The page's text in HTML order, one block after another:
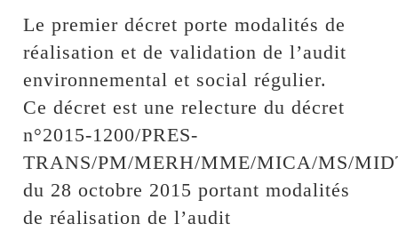
Le premier décret porte modalités de
réalisation et de validation de l’audit
environnemental et social régulier.
Ce décret est une relecture du décret
n°2015-1200/PRES-
TRANS/PM/MERH/MME/MICA/MS/
du 28 octobre 2015 portant modalités
de réalisation de l’audit